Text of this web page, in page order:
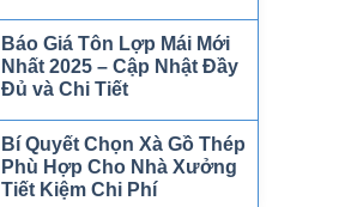
Báo Giá Tôn Lợp Mái Mới
Nhất 2025 – Cập Nhật Đầy
Đủ và Chi Tiết
Bí Quyết Chọn Xà Gồ Thép
Phù Hợp Cho Nhà Xưởng
Tiết Kiệm Chi Phí